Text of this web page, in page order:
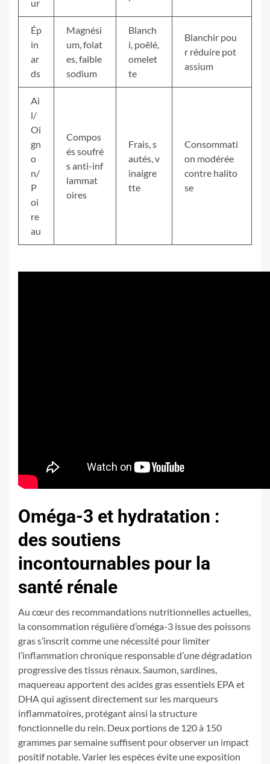
ur
Ép
in
ar
ds
Magnési
um, folat
es, faible
sodium
Blanch
i, poêlé,
omelet
te
Blanchir pou
r réduire pot
assium
Ai
l/
Oi
gn
o
n/
P
oi
re
au
Compos
és soufré
s anti-inf
lammat
oires
Frais, s
autés, v
inaigre
tte
Consommati
on modérée
contre halito
se
Oméga-3 et hydratation :
des soutiens
incontournables pour la
santé rénale
Au cœur des recommandations nutritionnelles actuelles,
la consommation régulière d’oméga-3 issue des poissons
gras s’inscrit comme une nécessité pour limiter
l’inflammation chronique responsable d’une dégradation
progressive des tissus rénaux. Saumon, sardines,
maquereau apportent des acides gras essentiels EPA et
DHA qui agissent directement sur les marqueurs
inflammatoires, protégant ainsi la structure
fonctionnelle du rein. Deux portions de 120 à 150
grammes par semaine suffisent pour observer un impact
positif notable. Varier les espèces évite une exposition